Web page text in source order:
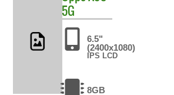
5G
6.5"
(2400x1080)
IPS LCD
8GB